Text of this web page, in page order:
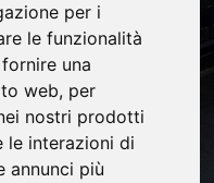
per i
le funzionalità
una
web, per
nostri prodotti
le interazioni di
annunci più